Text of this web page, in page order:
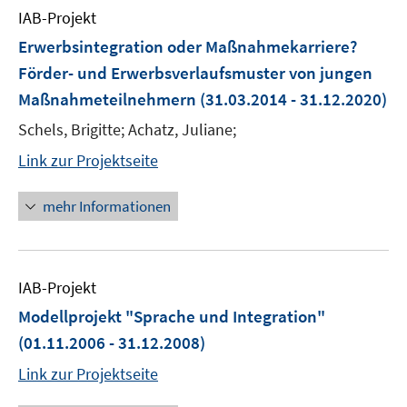
IAB-Projekt
Erwerbsintegration oder Maßnahmekarriere?
Förder- und Erwerbsverlaufsmuster von jungen
Maßnahmeteilnehmern (31.03.2014 - 31.12.2020)
Schels, Brigitte; Achatz, Juliane;
Link zur Projektseite
mehr Informationen
IAB-Projekt
Modellprojekt "Sprache und Integration"
(01.11.2006 - 31.12.2008)
Link zur Projektseite